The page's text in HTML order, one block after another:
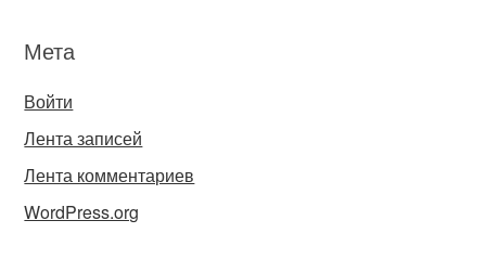
Мета
Войти
Лента записей
Лента комментариев
WordPress.org